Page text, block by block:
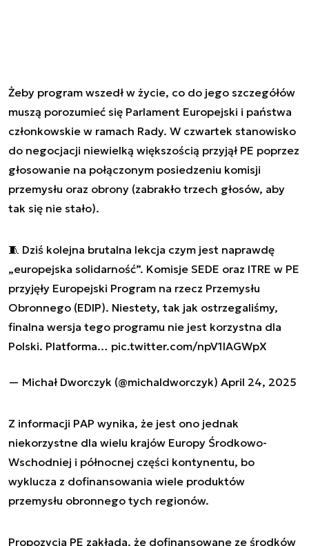
Żeby program wszedł w życie, co do jego szczegółów
muszą porozumieć się Parlament Europejski i państwa
członkowskie w ramach Rady. W czwartek stanowisko
do negocjacji niewielką większością przyjął PE poprzez
głosowanie na połączonym posiedzeniu komisji
przemysłu oraz obrony (zabrakło trzech głosów, aby
tak się nie stało).
🧵 Dziś kolejna brutalna lekcja czym jest naprawdę
„europejska solidarność”. Komisje SEDE oraz ITRE w PE
przyjęły Europejski Program na rzecz Przemysłu
Obronnego (EDIP). Niestety, tak jak ostrzegaliśmy,
finalna wersja tego programu nie jest korzystna dla
Polski. Platforma… pic.twitter.com/npV1IAGWpX
— Michał Dworczyk (@michaldworczyk) April 24, 2025
Z informacji PAP wynika, że jest ono jednak
niekorzystne dla wielu krajów Europy Środkowo-
Wschodniej i północnej części kontynentu, bo
wyklucza z dofinansowania wiele produktów
przemysłu obronnego tych regionów.
Propozycja PE zakłada, że dofinansowane ze środków